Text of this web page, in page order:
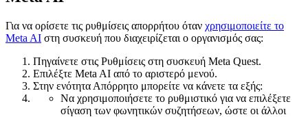
Για να ορίσετε τις ρυθμίσεις απορρήτου όταν χρησιμοποιείτε το
Meta AI στη συσκευή που διαχειρίζεται ο οργανισμός σας:
Πηγαίνετε στις Ρυθμίσεις στη συσκευή Meta Quest.
Επιλέξτε Meta AI από το αριστερό μενού.
Στην ενότητα Απόρρητο μπορείτε να κάνετε τα εξής:
Να χρησιμοποιήσετε το ρυθμιστικό για να επιλέξετε
σίγαση των φωνητικών συζητήσεων, ώστε οι άλλοι